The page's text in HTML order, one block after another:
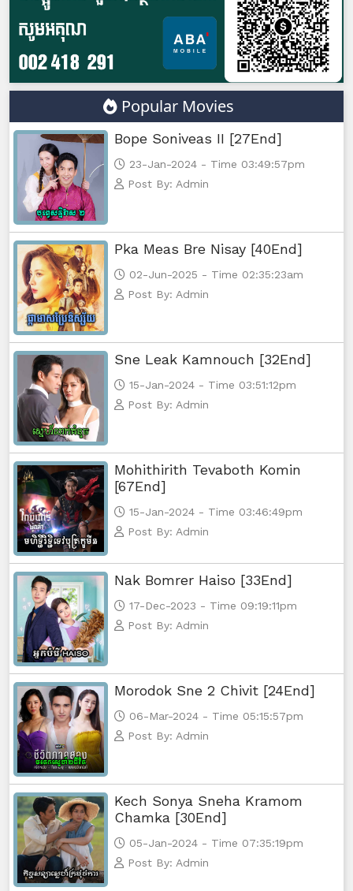
Kamnot Het Sne, 47
Kamnot Het Sne, 48
Kamnot Het Sne, 49
Kamnot Het Sne, 50
Kamnot Het Sne, 53
Kamnot Het Sne, 54
Kamnot Het Sne, 55
Kamnot Het Sne, 57
Kamnot Het Sne, 58
Kamnot Het Sne, 59
Kamnot Het Sne, 60
Kamnot Het Sne, 62
Kamnot Het Sne, 64
Kamnot Het Sne, 67
Kamnot Het Sne, 68
Kamnot Het Sne, 69
Popular Movies
Bope Soniveas II [27End]
23-Jan-2024 - Time 03:49:57pm
Post By: Admin
Pka Meas Bre Nisay [40End]
02-Jun-2025 - Time 02:35:23am
Post By: Admin
Sne Leak Kamnouch [32End]
15-Jan-2024 - Time 03:51:12pm
Post By: Admin
Mohithirith Tevaboth Komin
[67End]
15-Jan-2024 - Time 03:46:49pm
Post By: Admin
Nak Bomrer Haiso [33End]
17-Dec-2023 - Time 09:19:11pm
Post By: Admin
Morodok Sne 2 Chivit [24End]
06-Mar-2024 - Time 05:15:57pm
Post By: Admin
Kech Sonya Sneha Kramom
Chamka [30End]
05-Jan-2024 - Time 07:35:19pm
Post By: Admin